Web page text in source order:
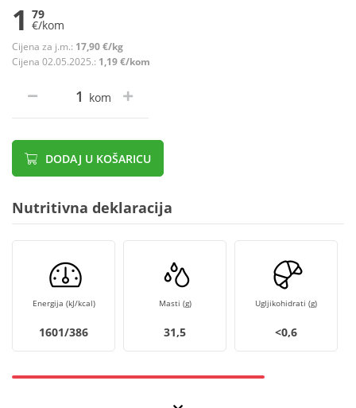
1 79
€/kom
Cijena za j.m.: 17,90 €/kg
Cijena 02.05.2025.: 1,19 €/kom
kom
DODAJ U KOŠARICU
Nutritivna deklaracija
Energija (kJ/kcal)
1601/386
Masti (g)
31,5
Ugljikohidrati (g)
<0,6